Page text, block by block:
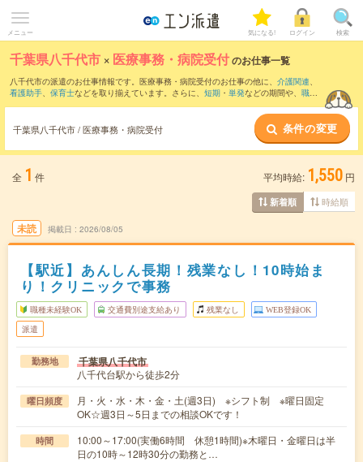
メニュー 気になる! ログイン 検索
千葉県八千代市 × 医療事務・病院受付のお仕事一覧
八千代市の派遣のお仕事情報です。医療事務・病院受付のお仕事の他に、 介護関連、
看護助手、 保育士などを取り揃えています。さらに、 短期 ・ 単発などの期間や、 職種
千葉県八千代市 / 医療事務・病院受付 条件の変更
全 1 件 平均時給: 1,550 円
新着順 時給順
未読 掲載日 2026/08/05
【駅近】あんしん長期！残業なし！10時始ま
り！クリニックで事務
職種未経験OK 交通費別途支給あり 残業なし WEB登録OK
派遣
勤務地 千葉県八千代市
八千代台駅から徒歩2分
曜日頻度
月・火・水・木・金・土(週3日) ※シフト制 ※曜日固定
OK☆週3日～5日までの相談OKです！
時間
10:00～17:00(実働6時間 休憩1時間)※木曜日・金曜日は半
日の10時～12時30分の勤務と…